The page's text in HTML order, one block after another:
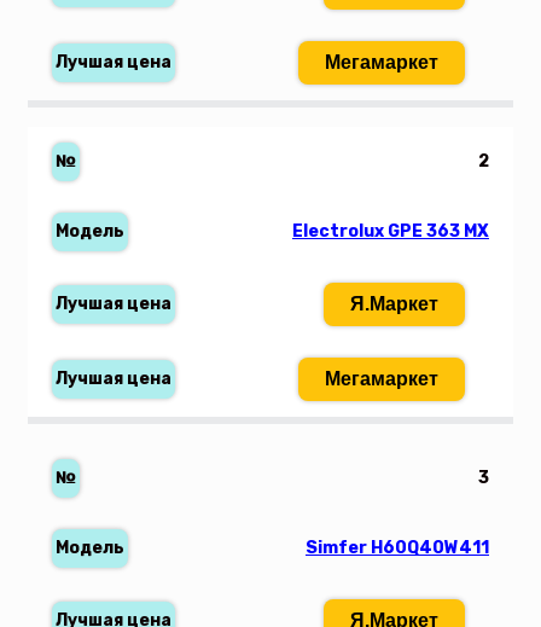
Мегамаркет
2
Electrolux GPE 363 MX
Я.Маркет
Мегамаркет
3
Simfer H60Q40W411
Я.Маркет